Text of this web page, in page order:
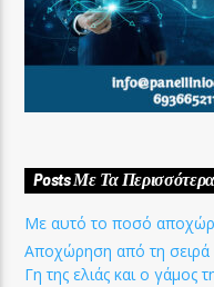
Posts Με Τα
Με αυτό το ποσό
Αποχώρηση από τη σειρά
Γη της ελιάς και ο γάμος